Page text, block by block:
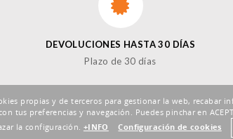
DEVOLUCIONES HASTA 30 DÍAS
Plazo de 30 días
propias y de terceros para gestionar la web, recabar
tus preferencias y navegación. Puedes pinchar en
la configuración. +INFO Configuración de cookies